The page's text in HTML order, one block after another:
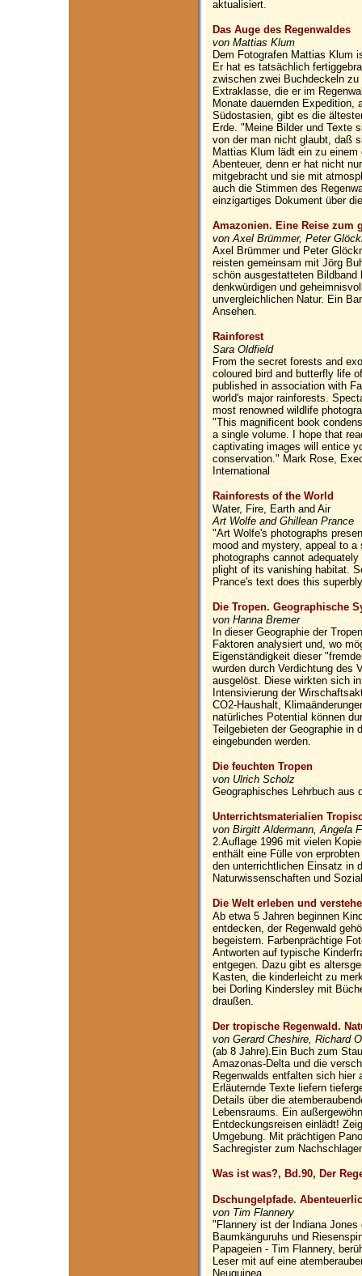
aktualisiert.
Das Auge des Regenwaldes
von Mattias Klum
Dem Fotografen Mattias Klum
Er hat es tatsächlich
zwischen zwei Buchdeckeln
Extraklasse, die er im
Monate dauernden Expedition,
Südostasien, gibt es die
Erde. "Meine Bilder und Texte
von der man nicht glaubt, daß
Mattias Klum lädt ein zu
Abenteuer, denn er hat nicht
mitgebracht und sie mit
auch die Stimmen des
einzigartiges Dokument über
Amazonien. Eine Reise zum
von Axel Brümmer, Peter
Axel Brümmer und Peter
reisten gemeinsam mit Jörg
schön ausgestatteten Bildband
denkwürdigen und
unvergleichlichen Natur. Ein
Ansehen.
Rainforest
Sara Oldfield
From the secret forests and
coloured bird and butterfly life
published in association with
world's major rainforests.
most renowned wildlife
"This magnificent book
a single volume. I hope that
captivating images will entice
conservation." Mark Rose,
International
Rainforests of the World
Water, Fire, Earth and Air
Art Wolfe and Ghillean Prance
"Art Wolfe's photographs
mood and mystery, appeal to
photographs cannot
plight of its vanishing habitat.
Prance's text does this
Die Tropen. Geographische
von Hanna Bremer
In dieser Geographie der
Faktoren analysiert und, wo
Eigenständigkeit dieser
wurden durch Verdichtung des
ausgelöst. Diese wirkten sich
Intensivierung der
CO2-Haushalt,
natürliches Potential können
Teilgebieten der Geographie in
eingebunden werden.
Die feuchten Tropen
von Ulrich Scholz
Geographisches Lehrbuch aus
Unterrichtsmaterialien
von Birgitt Aldermann, Angela
2.Auflage 1996 mit vielen
enthält eine Fülle von
den unterrichtlichen Einsatz in
Naturwissenschaften und
Die Welt erleben und
Ab etwa 5 Jahren beginnen
entdecken, der Regenwald
begeistern. Farbenprächtige
Antworten auf typische
entgegen. Dazu gibt es
Kasten, die kinderleicht zu
bei Dorling Kindersley mit
draußen.
Der tropische Regenwald.
von Gerard Cheshire, Richard
(ab 8 Jahre).Ein Buch zum
Amazonas-Delta und die
Regenwalds entfalten sich hier
Erläuternde Texte liefern
Details über die
Lebensraums. Ein
Entdeckungsreisen einlädt!
Umgebung. Mit prächtigen
Sachregister zum
Was ist was?, Bd.90, Der
Dschungelpfade.
von Tim Flannery
"Flannery ist der Indiana
Baumkänguruhs und
Papageien - Tim Flannery,
Leser mit auf eine
Neuguinea.